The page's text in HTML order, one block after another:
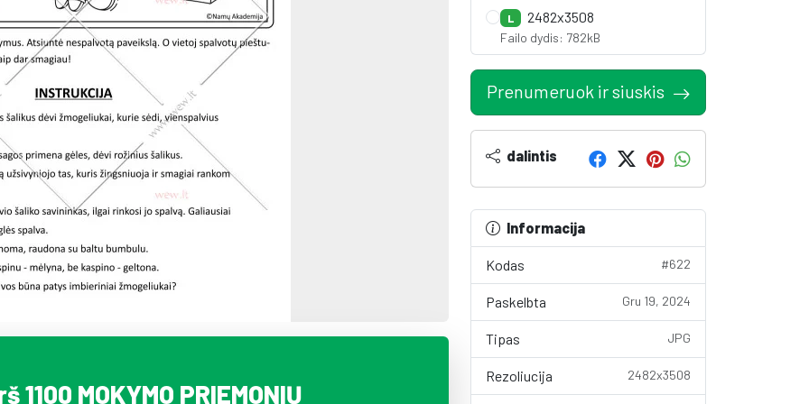
MOKYMO PRIEMONIŲ
L 2482x3508
Failo dydis: 782kB
Prenumeruok ir siuskis
dalintis
Informacija
Kodas #622
Paskelbta Gru 19, 2024
Tipas JPG
Rezoliucija 2482x3508